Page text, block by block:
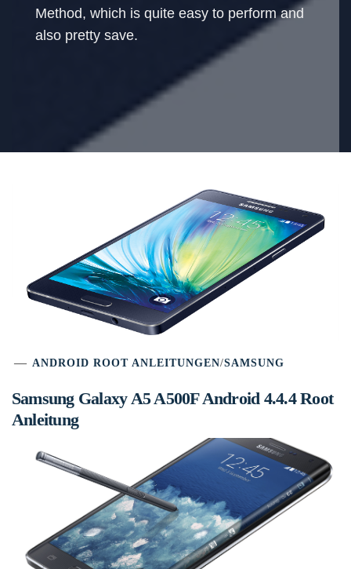
Method, which is quite easy to perform and
also pretty save.
ANDROID ROOT ANLEITUNGEN/SAMSUNG
Samsung Galaxy A5 A500F Android 4.4.4 Root
Anleitung